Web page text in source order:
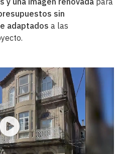
sin
adaptados a las